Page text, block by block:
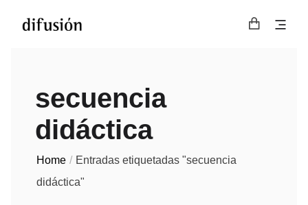
secuencia
didáctica
Home
Entradas etiquetadas "secuencia
didáctica"